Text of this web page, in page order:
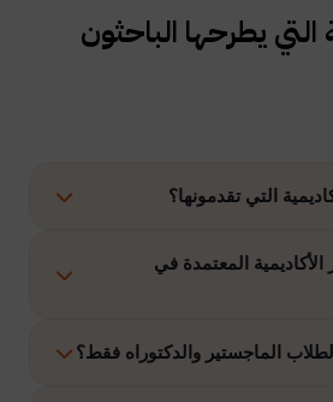
التي يطرحها الباحثون
التي تقدمونها؟
إعداد الرسائل العلمية، الاستشارات
إعداد خطة البحث، نشر الأبحاث،
الأكاديمية المعتمدة في
وفق ضوابط الدراسات العليا
الماجستير والدكتوراه فقط؟